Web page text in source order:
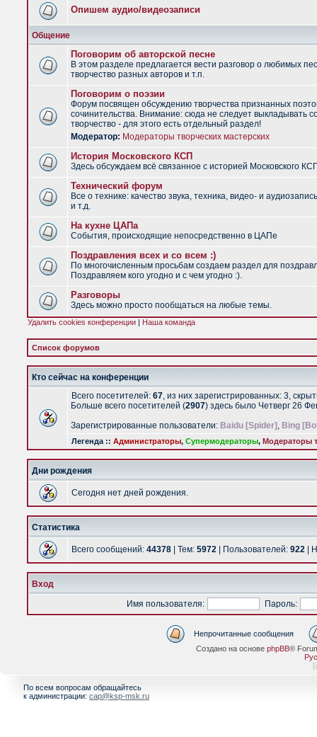
Опишем аудио/видеозаписи
Общение
Поговорим об авторской песне
В этом разделе предлагается вести разговор о любимых
творчество разных авторов и т.п.
Поговорим о поэзии
Форум посвящен обсуждению творчества признанных
сочинительства. Внимание: сюда не следует выкладывать
творчество - для этого есть отдельный раздел!
Модератор: Модераторы творческих мастерских
История Московского КСП
Здесь обсуждаем всё связанное с историей Московского
Технический форум
Все о технике: качество звука, техника, видео- и
и т.д.
На кухне ЦАПа
События, происходящие непосредственно в ЦАПе
Поздравления всех и со всем :)
По многочисленным просьбам создаем раздел для
Поздравляем кого угодно и с чем угодно :).
Разговоры
Здесь можно просто пообщаться на любые темы.
Удалить cookies конференции | Наша команда
Список форумов
Кто сейчас на конференции
Всего посетителей: 67, из них зарегистрированных: 3,
Больше всего посетителей (2907) здесь было Четверг 26
Зарегистрированные пользователи: Baidu [Spider] , Bing
Легенда :: Администраторы, Супермодераторы, Модераторы
Дни рождения
Сегодня нет дней рождения.
Статистика
Всего сообщений: 44378 | Тем: 5972 | Пользователей: 922 |
Вход
Имя пользователя:
Пароль:
Непрочитанные сообщения
Создано на основе phpBB®
[
По всем вопросам обращайтесь
к администрации: cap@ksp-msk.ru